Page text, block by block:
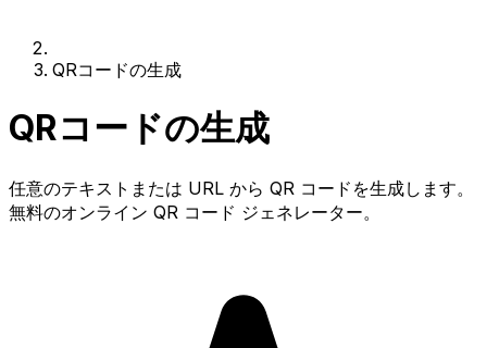
QRコードの生成
QRコードの生成
任意のテキストまたは URL から QR コードを生成します。
無料のオンライン QR コード ジェネレーター。